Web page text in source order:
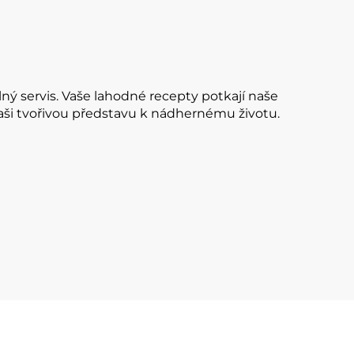
servis. Vaše lahodné recepty potkají naše
tvořivou představu k nádhernému životu.